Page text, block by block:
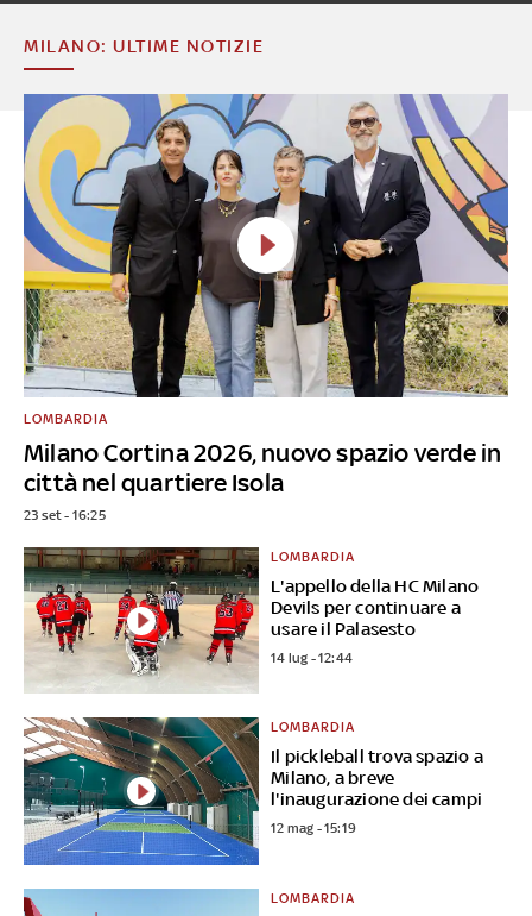
MILANO: ULTIME NOTIZIE
Milano Cortina 2026, nuovo spazio verde in
città nel quartiere Isola
LOMBARDIA
23 set - 16:25
L'appello della HC Milano
Devils per continuare a
usare il Palasesto
LOMBARDIA
14 lug - 12:44
Il pickleball trova spazio a
Milano, a breve
l'inaugurazione dei campi
LOMBARDIA
12 mag - 15:19
LOMBARDIA